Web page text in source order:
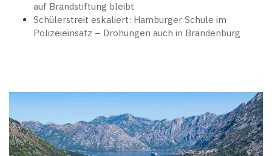
auf Brandstiftung bleibt
Schülerstreit eskaliert: Hamburger Schule im
Polizeieinsatz – Drohungen auch in Brandenburg